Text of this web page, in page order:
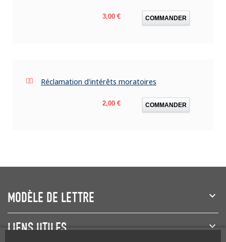
Prix
3,00 € COMMANDER
Réclamation d'intérêts moratoires
Prix
2,00 € COMMANDER
MODÈLE DE LETTRE
LIENS UTILES